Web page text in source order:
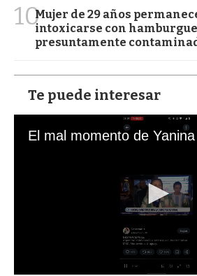
10Mujer de 29 años
intoxicarse con
presuntamente
Te puede interesar